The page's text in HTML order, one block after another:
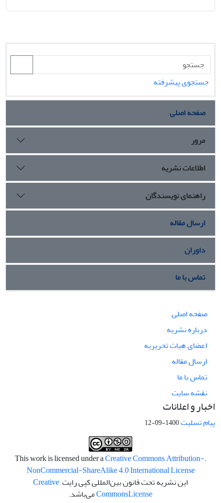
جستجوی پیشرفته
صفحه اصلی
مرور
اطلاعات نشریه
راهنمای نویسندگان
ارسال مقاله
داوران
تماس با ما
صفحه اصلی
درباره نشریه
اعضای هیات تحریریه
ارسال مقاله
تماس با ما
نقشه سایت
اخبار و اعلانات
پیام تسلیت1400-09-12
.This work is licensed under a
Creative Commons Attribution-
NonCommercial-ShareAlike 4.0 International License
این نشریه تحت قانون بین‌المللی کپی رایت Creative
CommonsLicense می‌باشد.